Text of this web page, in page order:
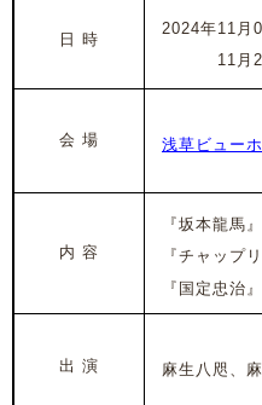
日 時
2024年11月
11月
会 場 浅草ビュー
内 容
『坂本龍馬』
『チャップリ
『国定忠治
出 演 麻生八咫、